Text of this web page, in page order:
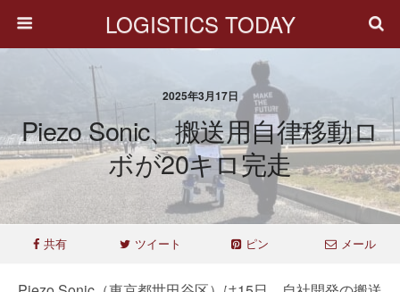
LOGISTICS TODAY
2025年3月17日
Piezo Sonic、搬送用自律移動ロ
ボが20キロ完走
共有 ツイート ピン メール